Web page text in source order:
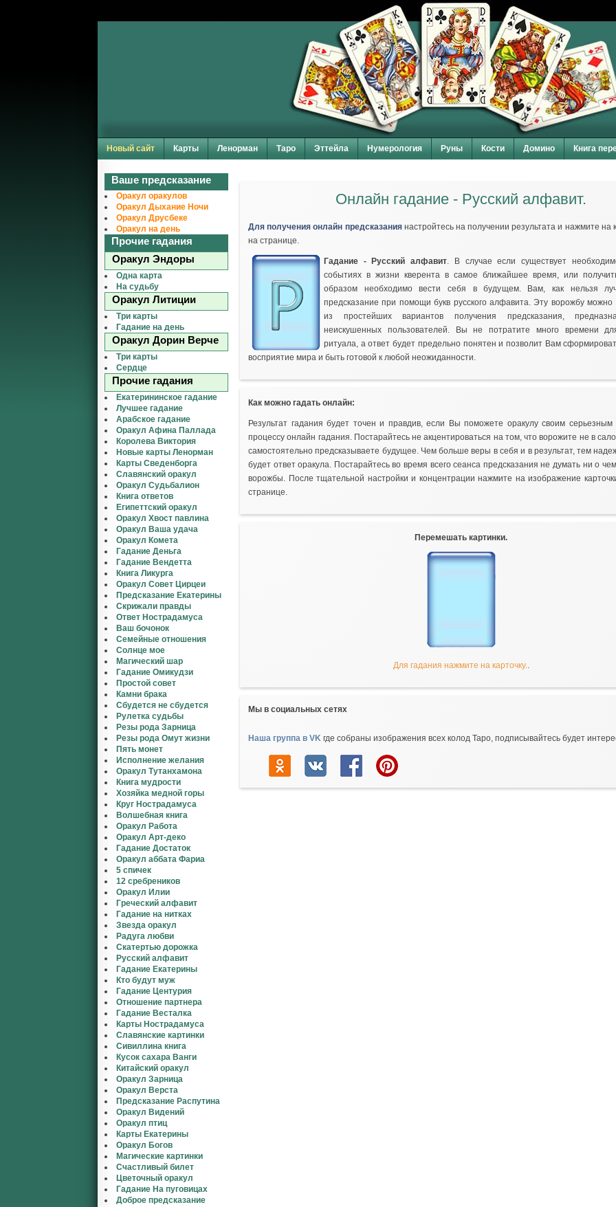
Новый сайт Карты Ленорман Таро Эттейла Нумерология Руны Кости Домино Книга
Онлайн гадание - Русский алфавит.
Для получения онлайн предсказаниянастройтесь на получении результата и нажмите на
на странице.
Гадание - Русский алфавит. В случае если существует
событиях в жизни кверента в самое ближайшее время, или
образом необходимо вести себя в будущем. Вам, как нельзя
предсказание при помощи букв русского алфавита. Эту ворожбу можно
из простейших вариантов получения предсказания,
неискушенных пользователей. Вы не потратите много времени
ритуала, а ответ будет предельно понятен и позволит Вам
восприятие мира и быть готовой к любой неожиданности.
Как можно гадать онлайн:
Результат гадания будет точен и правдив, если Вы поможете оракулу своим
процессу онлайн гадания. Постарайтесь не акцентироваться на том, что ворожите не в
самостоятельно предсказываете будущее. Чем больше веры в себя и в результат, тем
будет ответ оракула. Постарайтесь во время всего сеанса предсказания не думать ни о
ворожбы. После тщательной настройки и концентрации нажмите на изображение
странице.
Перемешать картинки.
Для гадания нажмите на карточку..
Мы в социальных сетях
Наша группа в VK где собраны изображения всех колод Таро, подписывайтесь будет
Ваше предсказание
Оракул оракулов
Оракул Дыхание Ночи
Оракул Друсбеке
Оракул на день
Прочие гадания
Оракул Эндоры
Одна карта
На судьбу
Оракул Литиции
Три карты
Гадание на день
Оракул Дорин Верче
Три карты
Сердце
Прочие гадания
Екатерининское гадание
Лучшее гадание
Арабское гадание
Оракул Афина Паллада
Королева Виктория
Новые карты Ленорман
Карты Сведенборга
Славянский оракул
Оракул Судьбалион
Книга ответов
Египеттский оракул
Оракул Хвост павлина
Оракул Ваша удача
Оракул Комета
Гадание Деньга
Гадание Вендетта
Книга Ликурга
Оракул Совет Цирцеи
Предсказание Екатерины
Скрижали правды
Ответ Нострадамуса
Ваш бочонок
Семейные отношения
Солнце мое
Магический шар
Гадание Омикудзи
Простой совет
Камни брака
Сбудется не сбудется
Рулетка судьбы
Резы рода Зарница
Резы рода Омут жизни
Пять монет
Исполнение желания
Оракул Тутанхамона
Книга мудрости
Хозяйка медной горы
Круг Нострадамуса
Волшебная книга
Оракул Работа
Оракул Арт-деко
Гадание Достаток
Оракул аббата Фариа
5 спичек
12 сребреников
Оракул Илии
Греческий алфавит
Гадание на нитках
Звезда оракул
Радуга любви
Скатертью дорожка
Русский алфавит
Гадание Екатерины
Кто будут муж
Гадание Центурия
Отношение партнера
Гадание Весталка
Карты Нострадамуса
Славянские картинки
Сивиллина книга
Кусок сахара Ванги
Китайский оракул
Оракул Зарница
Оракул Верста
Предсказание Распутина
Оракул Видений
Оракул птиц
Карты Екатерины
Оракул Богов
Магические картинки
Счастливый билет
Цветочный оракул
Гадание На пуговицах
Доброе предсказание